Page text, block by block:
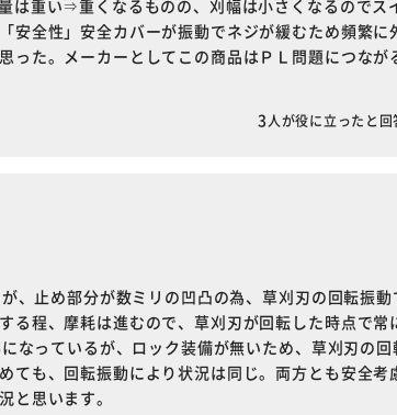
重い⇒重くなるものの、刈幅は小さくなるのでス
全性」安全カバーが振動でネジが緩むため頻繁に
った。メーカーとしてこの商品はＰＬ問題につなが
3人が役に立ったと回
、止め部分が数ミリの凹凸の為、草刈刃の回転振
程、摩耗は進むので、草刈刃が回転した時点で常
なっているが、ロック装備が無いため、草刈刃の
ても、回転振動により状況は同じ。両方とも安全考
と思います。